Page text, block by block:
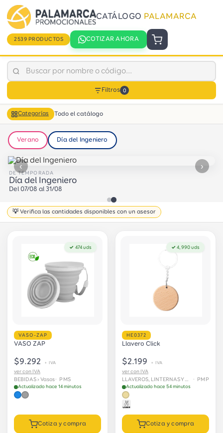
CATÁLOGO PALAMARCA
2539 PRODUCTOS COTIZAR AHORA
Filtros 0
Categorías Todo el catálogo
Verano Día del Ingeniero
DE TEMPORADA
Día del Ingeniero
Del 07/08 al 31/08
‹ ›
💡 Verifica las cantidades disponibles con un asesor
✓ 474 uds
VASO-ZAP
VASO ZAP
$9.292 + IVA
ver con IVA
BEBIDAS › Vasos· PMS
Actualizado hace 14 minutos
Cotiza y compra
✓ 4,990 uds
HE0372
Llavero Click
$2.199 + IVA
ver con IVA
· PMP
Actualizado hace 54 minutos
Cotiza y compra